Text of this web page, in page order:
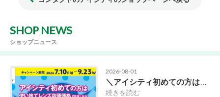
SHOP NEWS
ショップニュース
2026-08-01
続きを読む